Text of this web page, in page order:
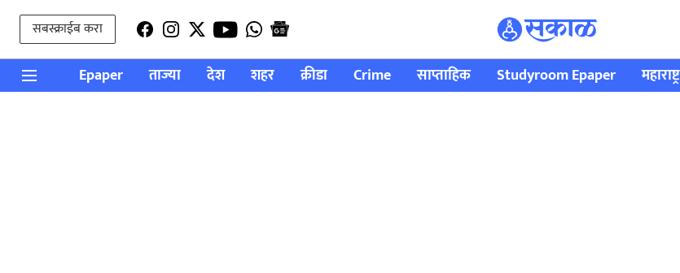
सबस्क्राईब करा
Epaper ताज्या देश शहर क्रीडा Crime साप्ताहिक Studyroom Epaper महाराष्ट्र